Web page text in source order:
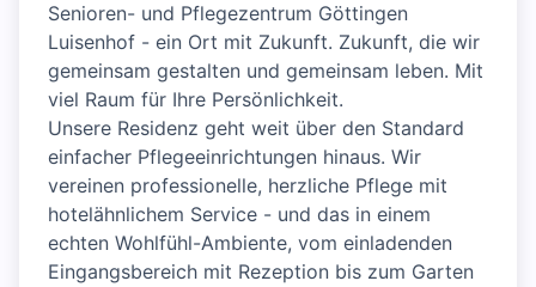
Senioren- und Pflegezentrum Göttingen
Luisenhof - ein Ort mit Zukunft. Zukunft, die wir
gemeinsam gestalten und gemeinsam leben. Mit
viel Raum für Ihre Persönlichkeit.
Unsere Residenz geht weit über den Standard
einfacher Pflegeeinrichtungen hinaus. Wir
vereinen professionelle, herzliche Pflege mit
hotelähnlichem Service - und das in einem
echten Wohlfühl-Ambiente, vom einladenden
Eingangsbereich mit Rezeption bis zum Garten